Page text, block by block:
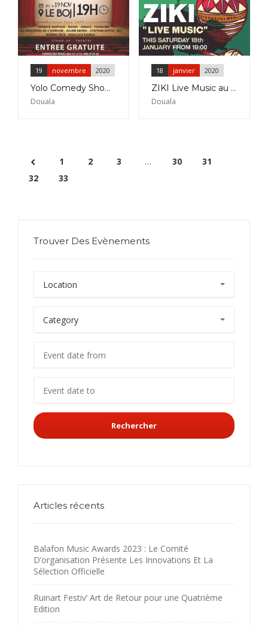
19 novembre 2020
Yolo Comedy Show au Boj Bonanjo le 19 Novembre 2020
Douala
18 janvier 2020
ZIKI Live Music au JJ Quest de Douala
Douala
1 2 3 … 30
31
32
33
Trouver Des Evènements
Rechercher
Articles récents
Balafon Music Awards 2023 : Le Comité
D’organisation Présente Les Innovations Et La
Sélection Officielle
Ruinart Festiv’ Art de Retour pour une Quatrième
Edition